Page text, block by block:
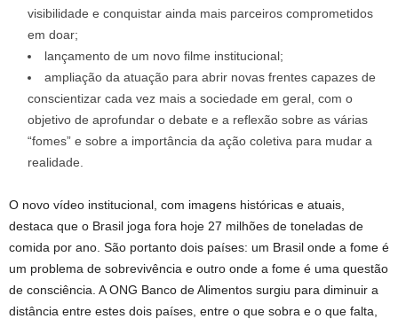
visibilidade e conquistar ainda mais parceiros comprometidos
em doar;
lançamento de um novo filme institucional;
ampliação da atuação para abrir novas frentes capazes de
conscientizar cada vez mais a sociedade em geral, com o
objetivo de aprofundar o debate e a reflexão sobre as várias
“fomes” e sobre a importância da ação coletiva para mudar a
realidade.
O novo vídeo institucional, com imagens históricas e atuais,
destaca que o Brasil joga fora hoje 27 milhões de toneladas de
comida por ano. São portanto dois países: um Brasil onde a fome é
um problema de sobrevivência e outro onde a fome é uma questão
de consciência. A ONG Banco de Alimentos surgiu para diminuir a
distância entre estes dois países, entre o que sobra e o que falta,